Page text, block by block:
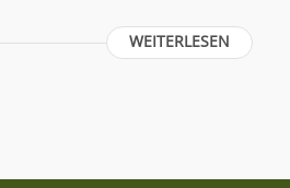
WEITERLESEN